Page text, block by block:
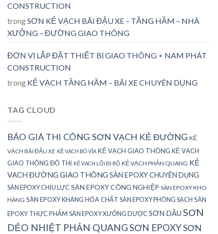
CONSTRUCTION
trongSƠN KẺ VẠCH BÃI ĐẬU XE – TẦNG HẦM – NHÀ
XƯỞNG – ĐƯỜNG GIAO THÔNG
ĐƠN VỊ LẮP ĐẶT THIẾT BỊ GIAO THÔNG ⋆ NAM PHÁT
CONSTRUCTION
trong KẺ VẠCH TẦNG HẦM – BÃI XE CHUYÊN DỤNG
TAG CLOUD
BÁO GIÁ THI CÔNG SƠN VẠCH KẺ ĐƯỜNG KẺ
VẠCH BÃI ĐẬU XE KẺ VẠCH BÓ VỈA KẺ VẠCH GIAO THÔNG KẺ VẠCH
GIAO THÔNG ĐÔ THỊ KẺ VẠCH LỐI ĐI BỘ KẺ VẠCH PHẢN QUANG KẺ
VẠCH ĐƯỜNG GIAO THÔNG SÀN EPOXY CHUYÊN DỤNG
SÀN EPOXY CHỊU LỰCSÀN EPOXY CÔNG NGHIỆP SÀN EPOXY KHO
HÀNG SÀN EPOXY KHÁNG HÓA CHẤT SÀN EPOXY PHÒNG SẠCH SÀN
EPOXY THỰC PHẨM SÀN EPOXY XƯỞNG DƯỢCSƠN DẦU SƠN
DẺO NHIỆT PHẢN QUANGSƠN EPOXYSƠN